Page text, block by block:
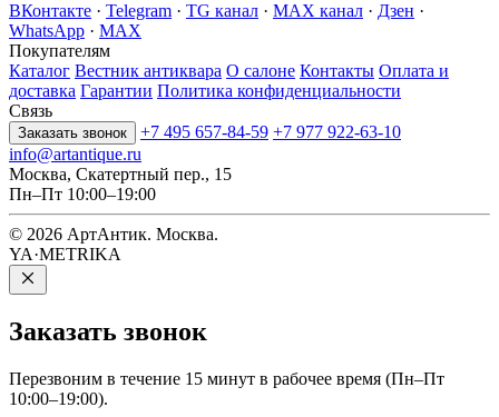
ВКонтакте · Telegram · TG канал · MAX канал · Дзен ·
WhatsApp · MAX
Покупателям
Каталог Вестник антиквара О салоне Контакты Оплата и
доставка Гарантии Политика конфиденциальности
Связь
Заказать звонок +7 495 657-84-59 +7 977 922-63-10
info@artantique.ru
Москва, Скатертный пер., 15
Пн–Пт 10:00–19:00
© 2026 АртАнтик. Москва.
YA·METRIKA
Заказать звонок
Перезвоним в течение 15 минут в рабочее время (Пн–Пт
10:00–19:00).